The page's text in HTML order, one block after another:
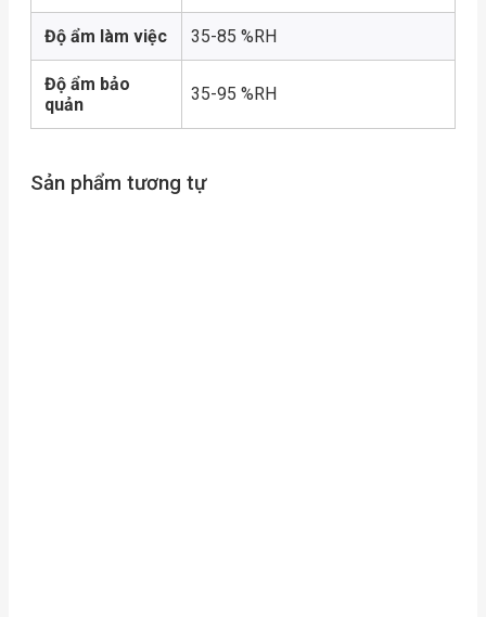
Độ ẩm làm việc 35-85 %RH
Độ ẩm bảo
quản
35-95 %RH
Sản phẩm tương tự